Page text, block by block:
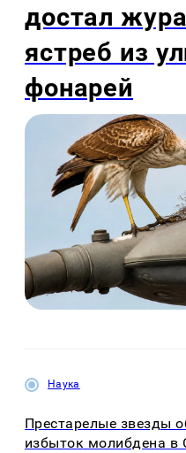
достал
ястреб из
фонарей
Наука
Престарелые звезды
избыток молибдена в